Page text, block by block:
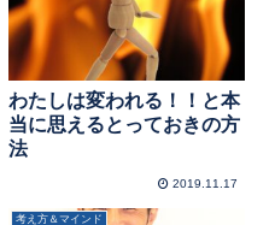
わたしは変われる！！と本
当に思えるとっておきの方
法
2019.11.17
考え方＆マインド